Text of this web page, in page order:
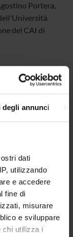
degli annunci
dati
utilizzando
e accedere
fine di
misurare
e sviluppare
chi utilizza i
Portera,
del CAI di
Maestro Matteo
DATA
24)